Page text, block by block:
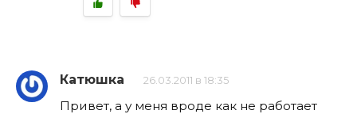
Катюшка 26.03.2011 в 18:35
Привет, а у меня вроде как не работает